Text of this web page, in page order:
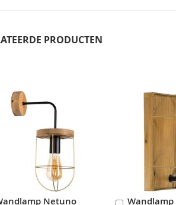
PRODUCTEN
Netuno
In